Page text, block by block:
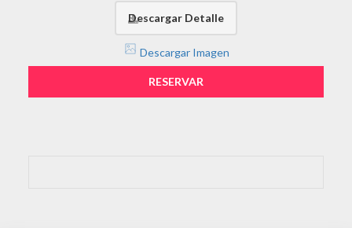
Descargar Detalle
Descargar Imagen
RESERVAR